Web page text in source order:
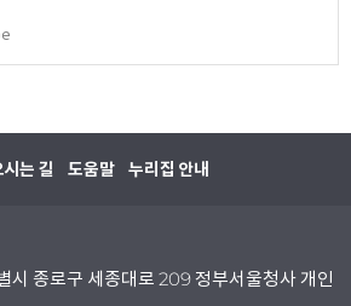
는 길 도움말 누리집 안내
시 종로구 세종대로 209 정부서울청사 개인